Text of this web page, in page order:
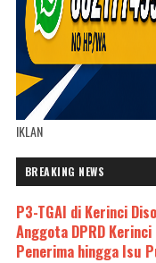
IKLAN
BREAKING NEWS
P3-TGAI di Kerinci
Anggota DPRD
Penerima hingga Isu